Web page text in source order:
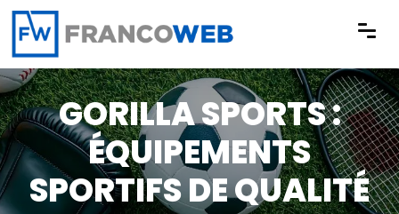
Panneau de gestion des cookies
GORILLA SPORTS :
ÉQUIPEMENTS
SPORTIFS DE QUALITÉ